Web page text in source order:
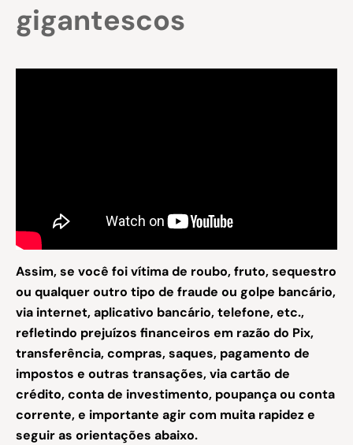
gigantescos
Assim, se você foi vítima de roubo, fruto, sequestro
ou qualquer outro tipo de fraude ou golpe bancário,
via internet, aplicativo bancário, telefone, etc.,
refletindo prejuízos financeiros em razão do Pix,
transferência, compras, saques, pagamento de
impostos e outras transações, via cartão de
crédito, conta de investimento, poupança ou conta
corrente, e importante agir com muita rapidez e
seguir as orientações abaixo.